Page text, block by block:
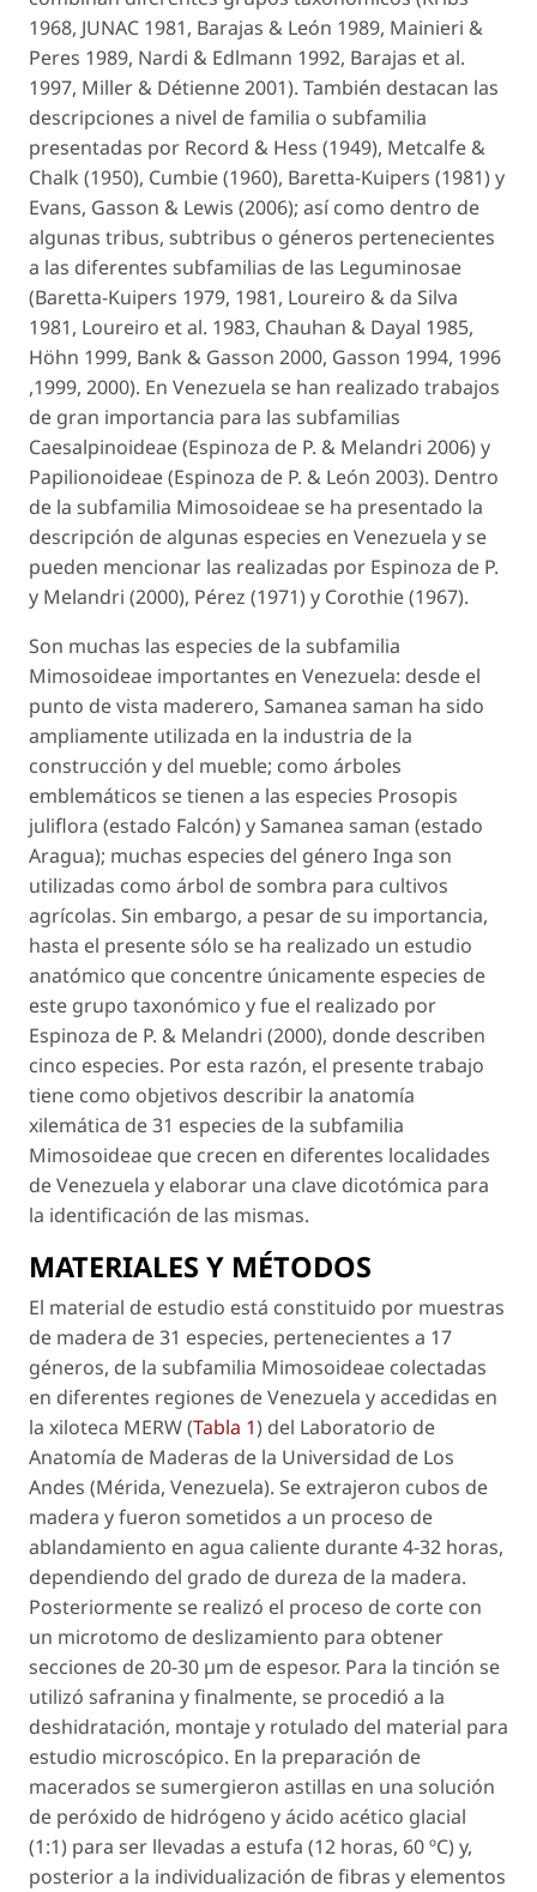
1968, JUNAC 1981, Barajas & León 1989, Mainieri &
Peres 1989, Nardi & Edlmann 1992, Barajas et al.
1997, Miller & Détienne 2001). También destacan las
descripciones a nivel de familia o subfamilia
presentadas por Record & Hess (1949), Metcalfe &
Chalk (1950), Cumbie (1960), Baretta-Kuipers (1981) y
Evans, Gasson & Lewis (2006); así como dentro de
algunas tribus, subtribus o géneros pertenecientes
a las diferentes subfamilias de las Leguminosae
(Baretta-Kuipers 1979, 1981, Loureiro & da Silva
1981, Loureiro et al. 1983, Chauhan & Dayal 1985,
Höhn 1999, Bank & Gasson 2000, Gasson 1994, 1996
,1999, 2000). En Venezuela se han realizado trabajos
de gran importancia para las subfamilias
Caesalpinoideae(Espinoza de P. & Melandri 2006) y
Papilionoideae(Espinoza de P. & León 2003). Dentro
de la subfamilia Mimosoideaese ha presentado la
descripción de algunas especies en Venezuela y se
pueden mencionar las realizadas por Espinoza de P.
y Melandri (2000), Pérez (1971) y Corothie (1967).
Son muchas las especies de la subfamilia
Mimosoideae importantes en Venezuela: desde el
punto de vista maderero, Samanea saman ha sido
ampliamente utilizada en la industria de la
construcción y del mueble; como árboles
emblemáticos se tienen a las especies Prosopis
juliflora (estado Falcón) ySamanea saman (estado
Aragua); muchas especies del género Inga son
utilizadas como árbol de sombra para cultivos
agrícolas. Sin embargo, a pesar de su importancia,
hasta el presente sólo se ha realizado un estudio
anatómico que concentre únicamente especies de
este grupo taxonómico y fue el realizado por
Espinoza de P. & Melandri (2000), donde describen
cinco especies. Por esta razón, el presente trabajo
tiene como objetivos describir la anatomía
xilemática de 31 especies de la subfamilia
Mimosoideae que crecen en diferentes localidades
de Venezuela y elaborar una clave dicotómica para
la identificación de las mismas.
MATERIALES Y MÉTODOS
El material de estudio está constituido por muestras
de madera de 31 especies, pertenecientes a 17
géneros, de la subfamilia Mimosoideae colectadas
en diferentes regiones de Venezuela y accedidas en
la xiloteca MERW (Tabla 1) del Laboratorio de
Anatomía de Maderas de la Universidad de Los
Andes (Mérida, Venezuela). Se extrajeron cubos de
madera y fueron sometidos a un proceso de
ablandamiento en agua caliente durante 4-32 horas,
dependiendo del grado de dureza de la madera.
Posteriormente se realizó el proceso de corte con
un microtomo de deslizamiento para obtener
secciones de 20-30 µm de espesor. Para la tinción se
utilizó safranina y finalmente, se procedió a la
deshidratación, montaje y rotulado del material para
estudio microscópico. En la preparación de
macerados se sumergieron astillas en una solución
de peróxido de hidrógeno y ácido acético glacial
(1:1) para ser llevadas a estufa (12 horas, 60 ºC) y,
posterior a la individualización de fibras y elementos